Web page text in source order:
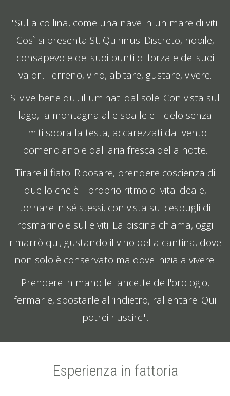
"Sulla collina, come una nave in un mare di viti.
Così si presenta St. Quirinus. Discreto, nobile,
consapevole dei suoi punti di forza e dei suoi
valori. Terreno, vino, abitare, gustare, vivere.
Si vive bene qui, illuminati dal sole. Con vista sul
lago, la montagna alle spalle e il cielo senza
limiti sopra la testa, accarezzati dal vento
pomeridiano e dall'aria fresca della notte.
Tirare il fiato. Riposare, prendere coscienza di
quello che è il proprio ritmo di vita ideale,
tornare in sé stessi, con vista sui cespugli di
rosmarino e sulle viti. La piscina chiama, oggi
rimarrò qui, gustando il vino della cantina, dove
non solo è conservato ma dove inizia a vivere.
Prendere in mano le lancette dell'orologio,
fermarle, spostarle all’indietro, rallentare. Qui
potrei riuscirci".
Esperienza in fattoria